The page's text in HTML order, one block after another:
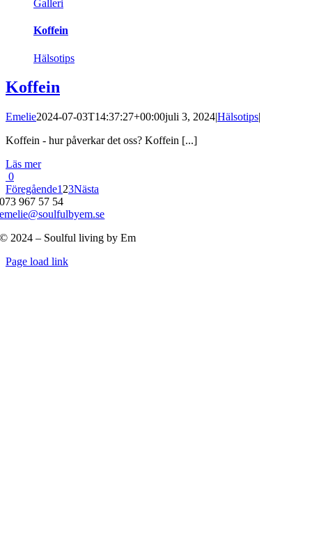
Galleri
Koffein
Hälsotips
Koffein
Emelie2024-07-03T14:37:27+00:00juli 3, 2024|Hälsotips|
Koffein - hur påverkar det oss? Koffein [...]
Läs mer
0
Föregående1 23Nästa
073 967 57 54
emelie@soulfulbyem.se
© 2024 – Soulful living by Em
Byt
Page load link